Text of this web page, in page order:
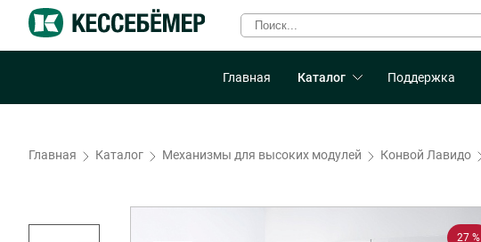
Главная Каталог Поддержка
Главная Каталог Механизмы для высоких модулей Конвой Лавидо
27 %